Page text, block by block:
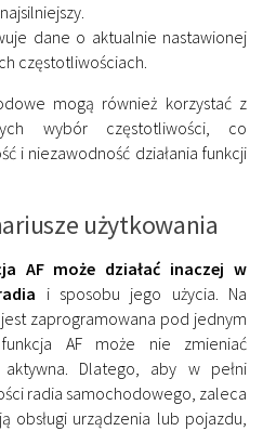
dane o aktualnie nastawionej
częstotliwościach.
mogą również korzystać z
wybór częstotliwości, co
i niezawodność działania funkcji
użytkowania
AF może działać inaczej w
i sposobu jego użycia. Na
zaprogramowana pod jednym
AF może nie zmieniać
Dlatego, aby w pełni
radia samochodowego, zaleca
obsługi urządzenia lub pojazdu,